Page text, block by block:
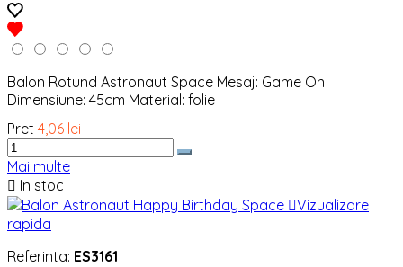
Balon Rotund Astronaut Space Mesaj: Game On
Dimensiune: 45cm Material: folie
Pret 4,06 lei
Mai multe
 In stoc
Vizualizare
rapida
Referinta: ES3161